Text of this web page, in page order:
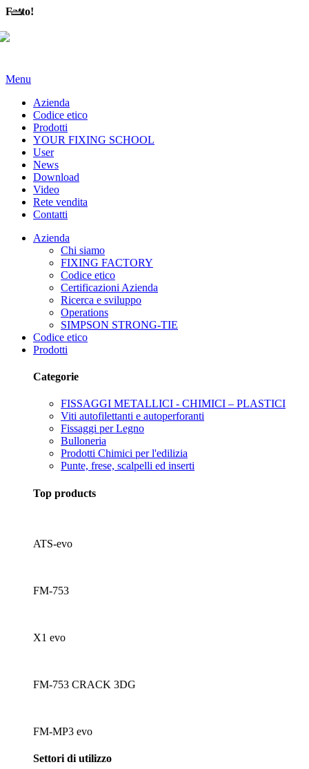
Fatto!
Menu
Azienda
Codice etico
Prodotti
YOUR FIXING SCHOOL
User
News
Download
Video
Rete vendita
Contatti
Azienda
Chi siamo
FIXING FACTORY
Codice etico
Certificazioni Azienda
Ricerca e sviluppo
Operations
SIMPSON STRONG-TIE
Codice etico
Prodotti
Categorie
FISSAGGI METALLICI - CHIMICI – PLASTICI
Viti autofilettanti e autoperforanti
Fissaggi per Legno
Bulloneria
Prodotti Chimici per l'edilizia
Punte, frese, scalpelli ed inserti
Top products
ATS-evo
FM-753
X1 evo
FM-753 CRACK 3DG
FM-MP3 evo
Settori di utilizzo